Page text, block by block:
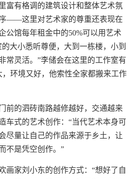
富有格调的建筑设计和整体艺术氛
——这里对艺术家的尊重还表现在
馆每年租金中的50%可以用艺术
大小悉听尊便，大到一栋楼，小到
常灵活。”李储会在这里的工作室有
，环境又好，他索性全家都搬来工作
前的泗砖南路越修越好，交通越来
车式的艺术创作：“当代艺术本身可
尽量让自己的作品来源于乡土，让
不是凭空创作。”
画家刘小东的创作方式：“想好了自